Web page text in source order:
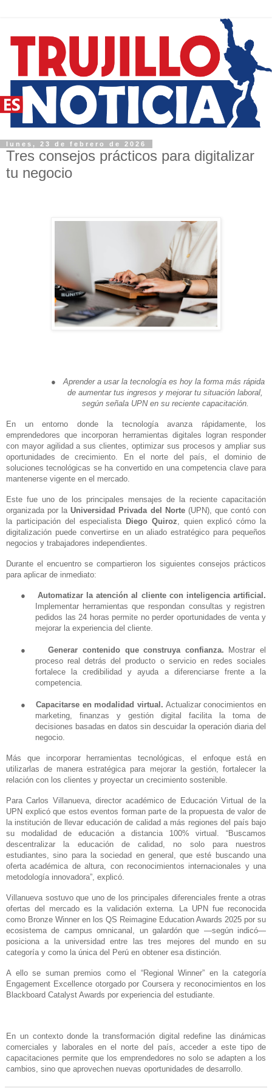
lunes, 23 de febrero de 2026
Tres consejos prácticos para digitalizar
tu negocio
●
Aprender a usar la tecnología es hoy la forma más rápida
de aumentar tus ingresos y mejorar tu situación laboral,
según señala UPN en su reciente capacitación.
En un entorno donde la tecnología avanza rápidamente, los
emprendedores que incorporan herramientas digitales logran responder
con mayor agilidad a sus clientes, optimizar sus procesos y ampliar sus
oportunidades de crecimiento. En el norte del país, el dominio de
soluciones tecnológicas se ha convertido en una competencia clave para
mantenerse vigente en el mercado.
Este fue uno de los principales mensajes de la reciente capacitación
organizada por laUniversidad Privada del Norte(UPN), que contó con
la participación del especialista Diego Quiroz, quien explicó cómo la
digitalización puede convertirse en un aliado estratégico para pequeños
negocios y trabajadores independientes.
Durante el encuentro se compartieron los siguientes consejos prácticos
para aplicar de inmediato:
●
Automatizar la atención al cliente con inteligencia artificial.
Implementar herramientas que respondan consultas y registren
pedidos las 24 horas permite no perder oportunidades de venta y
mejorar la experiencia del cliente.
● Generar contenido que construya confianza. Mostrar el
proceso real detrás del producto o servicio en redes sociales
fortalece la credibilidad y ayuda a diferenciarse frente a la
competencia.
● Capacitarse en modalidad virtual. Actualizar conocimientos en
marketing, finanzas y gestión digital facilita la toma de
decisiones basadas en datos sin descuidar la operación diaria del
negocio.
Más que incorporar herramientas tecnológicas, el enfoque está en
utilizarlas de manera estratégica para mejorar la gestión, fortalecer la
relación con los clientes y proyectar un crecimiento sostenible.
Para Carlos Villanueva, director académico de Educación Virtual de la
UPN explicó que estos eventos forman parte de la propuesta de valor de
la institución de llevar educación de calidad a más regiones del país bajo
su modalidad de educación a distancia 100% virtual. “Buscamos
descentralizar la educación de calidad, no solo para nuestros
estudiantes, sino para la sociedad en general, que esté buscando una
oferta académica de altura, con reconocimientos internacionales y una
metodología innovadora”, explicó.
Villanueva sostuvo que uno de los principales diferenciales frente a otras
ofertas del mercado es la validación externa. La UPN fue reconocida
como Bronze Winner en los QS Reimagine Education Awards 2025 por su
ecosistema de campus omnicanal, un galardón que —según indicó—
posiciona a la universidad entre las tres mejores del mundo en su
categoría y como la única del Perú en obtener esa distinción.
A ello se suman premios como el “Regional Winner” en la categoría
Engagement Excellence otorgado por Coursera y reconocimientos en los
Blackboard Catalyst Awards por experiencia del estudiante.
En un contexto donde la transformación digital redefine las dinámicas
comerciales y laborales en el norte del país, acceder a este tipo de
capacitaciones permite que los emprendedores no solo se adapten a los
cambios, sino que aprovechen nuevas oportunidades de desarrollo.